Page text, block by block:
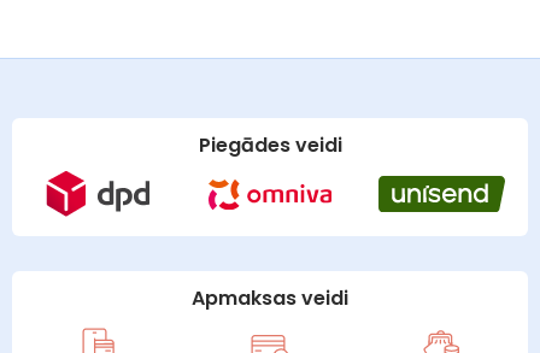
Piegādes veidi
Apmaksas veidi